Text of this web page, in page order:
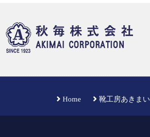
Home 靴工房あきまい